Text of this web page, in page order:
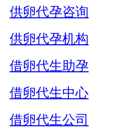
供卵代孕咨询
供卵代孕机构
借卵代生助孕
借卵代生中心
借卵代生公司